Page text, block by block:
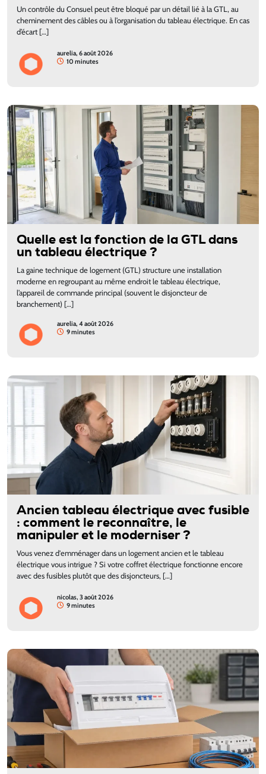
Un contrôle du Consuel peut être bloqué par un détail lié à la GTL, au
cheminement des câbles ou à l’organisation du tableau électrique. En cas
d’écart […]
aurelia, 6 août 2026
10 minutes
Quelle est la fonction de la GTL dans
un tableau électrique ?
La gaine technique de logement (GTL) structure une installation
moderne en regroupant au même endroit le tableau électrique,
l’appareil de commande principal (souvent le disjoncteur de
branchement) […]
aurelia, 4 août 2026
9 minutes
Ancien tableau électrique avec fusible
: comment le reconnaître, le
manipuler et le moderniser ?
Vous venez d'emménager dans un logement ancien et le tableau
électrique vous intrigue ? Si votre coffret électrique fonctionne encore
avec des fusibles plutôt que des disjoncteurs, […]
nicolas, 3 août 2026
9 minutes